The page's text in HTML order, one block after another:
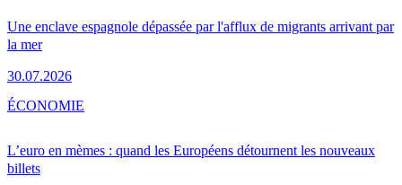
Une enclave espagnole dépassée par l'afflux de migrants arrivant par
la mer
30.07.2026
L’euro en mèmes : quand les Européens détournent les nouveaux
billets
ÉCONOMIE